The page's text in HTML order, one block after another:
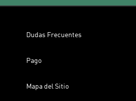
Dudas Frecuentes
Pago
Mapa del Sitio